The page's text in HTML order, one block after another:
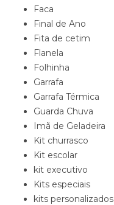
Faca
Final de Ano
Fita de cetim
Flanela
Folhinha
Garrafa
Garrafa Térmica
Guarda Chuva
Imã de Geladeira
Kit churrasco
Kit escolar
kit executivo
Kits especiais
kits personalizados